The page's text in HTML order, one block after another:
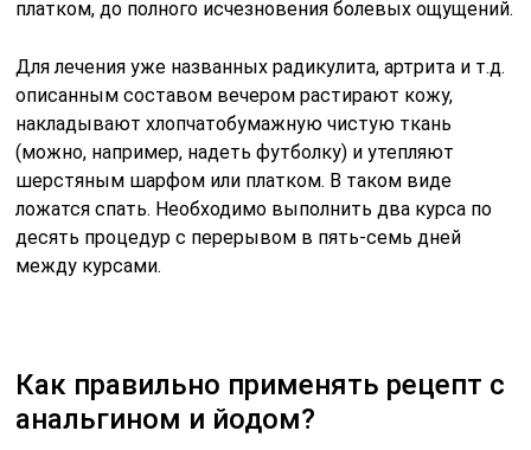
платком, до полного исчезновения болевых ощущений.
Для лечения уже названных радикулита, артрита и т.д.
описанным составом вечером растирают кожу,
накладывают хлопчатобумажную чистую ткань
(можно, например, надеть футболку) и утепляют
шерстяным шарфом или платком. В таком виде
ложатся спать. Необходимо выполнить два курса по
десять процедур с перерывом в пять-семь дней
между курсами.
Как правильно применять рецепт с
анальгином и йодом?